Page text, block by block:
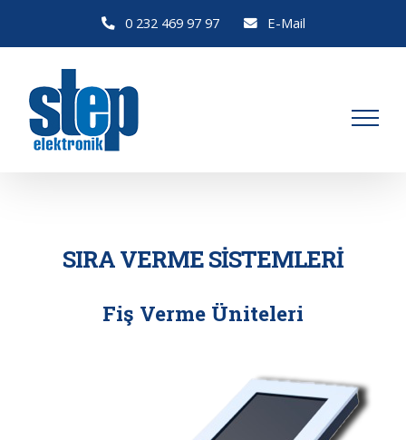
to
0 232 469 97 97 E-Mail
SIRA VERME SİSTEMLERİ
Fiş Verme Üniteleri